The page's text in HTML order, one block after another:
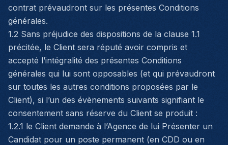
contrat prévaudront sur les présentes Conditions
générales.
1.2 Sans préjudice des dispositions de la clause 1.1
précitée, le Client sera réputé avoir compris et
accepté l’intégralité des présentes Conditions
générales qui lui sont opposables (et qui prévaudront
sur toutes les autres conditions proposées par le
Client), si l’un des évènements suivants signifiant le
consentement sans réserve du Client se produit :
1.2.1 le Client demande à l’Agence de lui Présenter un
Candidat pour un poste permanent (en CDD ou en